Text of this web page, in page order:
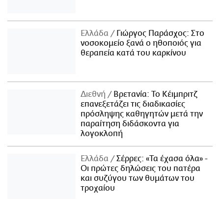
Ελλάδα
Γιώργος Παράσχος: Στο
νοσοκομείο ξανά ο ηθοποιός για
θεραπεία κατά του καρκίνου
Διεθνή
Βρετανία: Το Κέιμπριτζ
επανεξετάζει τις διαδικασίες
πρόσληψης καθηγητών μετά την
παραίτηση διδάσκοντα για
λογοκλοπή
Ελλάδα
Σέρρες: «Τα έχασα όλα» -
Οι πρώτες δηλώσεις του πατέρα
και συζύγου των θυμάτων του
τροχαίου